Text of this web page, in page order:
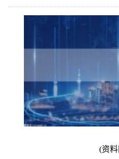
(资